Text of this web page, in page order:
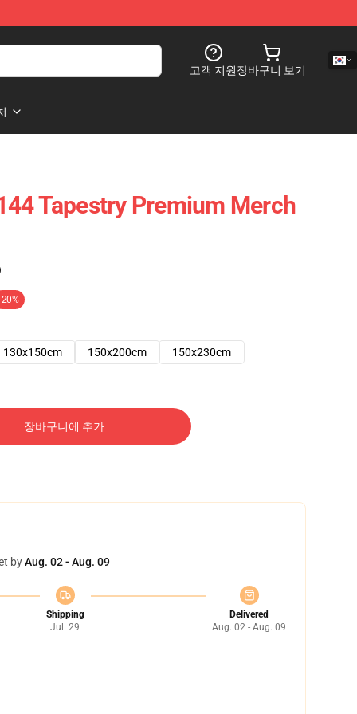
고객 지원장바구니 보기
Tapestry Premium Merch
-20%
130x150cm 150x200cm 150x230cm
장바구니에 추가
byAug. 02 - Aug. 09
Shipping
Jul. 29
Delivered
Aug. 02 - Aug. 09